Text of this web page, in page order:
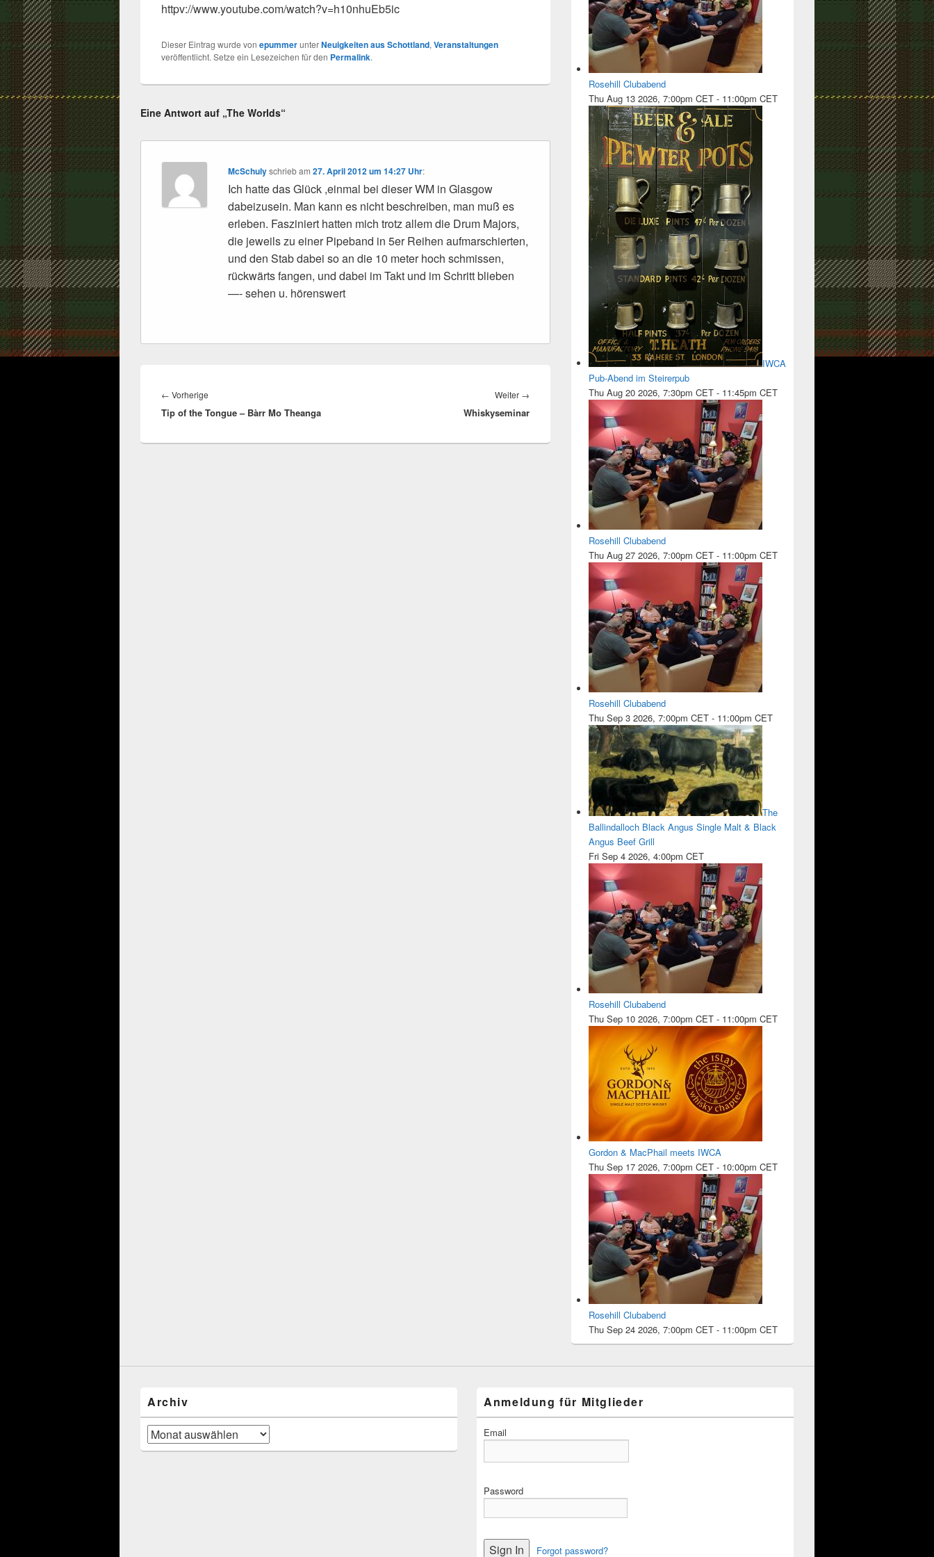
httpv://www.youtube.com/watch?v=h10nhuEb5ic
Dieser Eintrag wurde von epummerunterNeuigkeiten aus Schottland, Veranstaltungen
veröffentlicht. Setze ein Lesezeichen für den Permalink.
Eine Antwort auf „The Worlds“
McSchulyschriebam27. April 2012 um 14:27 Uhr:
Ich hatte das Glück ,einmal bei dieser WM in Glasgow
dabeizusein. Man kann es nicht beschreiben, man muß es
erleben. Fasziniert hatten mich trotz allem die Drum Majors,
die jeweils zu einer Pipeband in 5er Reihen aufmarschierten,
und den Stab dabei so an die 10 meter hoch schmissen,
rückwärts fangen, und dabei im Takt und im Schritt blieben
—- sehen u. hörenswert
← Vorherige
Beitrag:
Tip of the Tongue – Bàrr Mo Theanga
Weiter →
Beitrag:
Whiskyseminar
Rosehill Clubabend
Thu Aug 13 2026, 7:00pm CET - 11:00pm CET
IWCA
Pub-Abend im Steirerpub
Thu Aug 20 2026, 7:30pm CET - 11:45pm CET
Rosehill Clubabend
Thu Aug 27 2026, 7:00pm CET - 11:00pm CET
Rosehill Clubabend
Thu Sep 3 2026, 7:00pm CET - 11:00pm CET
The
Ballindalloch Black Angus Single Malt & Black
Angus Beef Grill
Fri Sep 4 2026, 4:00pm CET
Rosehill Clubabend
Thu Sep 10 2026, 7:00pm CET - 11:00pm CET
Gordon & MacPhail meets IWCA
Thu Sep 17 2026, 7:00pm CET - 10:00pm CET
Rosehill Clubabend
Thu Sep 24 2026, 7:00pm CET - 11:00pm CET
Archiv
Archiv
Anmeldung für Mitglieder
Email
Password
Forgot password?